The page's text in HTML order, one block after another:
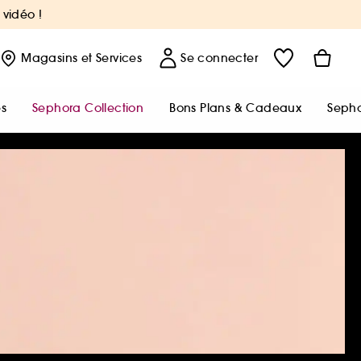
vidéo !
Magasins et Services Se connecter
Sephora Collection Bons Plans & Cadeaux